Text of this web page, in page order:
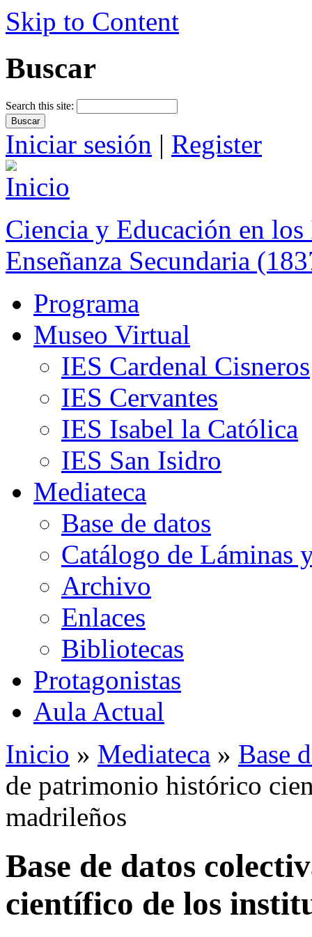
Skip to Content
Buscar
Search this site:
Iniciar sesión | Register
Ciencia y Educación en
Enseñanza Secundaria
Programa
Museo Virtual
IES Cardenal Cisneros
IES Cervantes
IES Isabel la Católica
IES San Isidro
Mediateca
Base de datos
Catálogo de Láminas
Archivo
Enlaces
Bibliotecas
Protagonistas
Aula Actual
Inicio » Mediateca » Base
de patrimonio histórico
madrileños
Base de datos
científico de los